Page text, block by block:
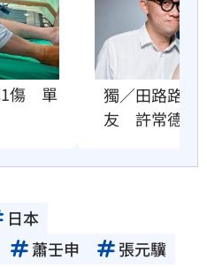
傷　單
獨／田路路突
友　許常德爆
日本
蕭壬申 張元驥